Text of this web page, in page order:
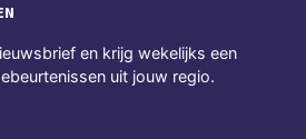
en krijg wekelijks een
uit jouw regio.